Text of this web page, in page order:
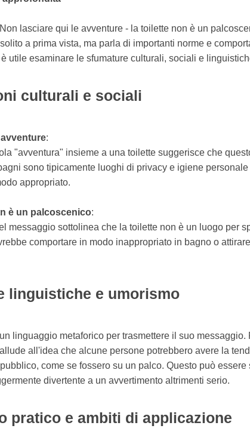
lasciare qui le avventure - la toilette non è un
a prima vista, ma parla di importanti norme e
utile esaminare le sfumature culturali, sociali e
culturali e sociali
:
"avventura" insieme a una toilette suggerisce che
sono tipicamente luoghi di privacy e igiene
appropriato.
è un palcoscenico:
messaggio sottolinea che la toilette non è un luogo per
comportare in modo inappropriato in bagno o
linguistiche e umorismo
un linguaggio metaforico per trasmettere il suo
all'idea che alcune persone potrebbero avere la
come se fossero su un palco. Questo può
divertente a un avvertimento altrimenti serio.
pratico e ambiti di applicazione